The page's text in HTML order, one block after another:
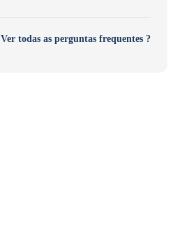
Ver todas as perguntas frequentes ?